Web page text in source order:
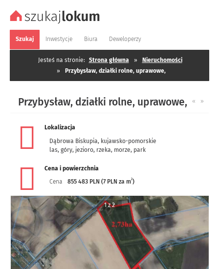
Szukaj Inwestycje Biura Deweloperzy
Jesteś na stronie: Strona główna »
Nieruchomości
»
Przybysław, działki rolne, uprawowe,
« »
Przybysław, działki rolne, uprawowe,
Lokalizacja
Dąbrowa Biskupia, kujawsko-pomorskie
las, góry, jezioro, rzeka, morze, park
Cena i powierzchnia
Cena
855 483 PLN (7 PLN za m2)
1 z 2